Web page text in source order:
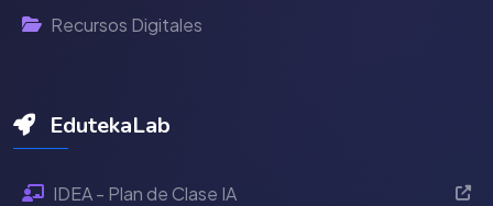
Recursos Digitales
EdutekaLab
IDEA - Plan de Clase IA